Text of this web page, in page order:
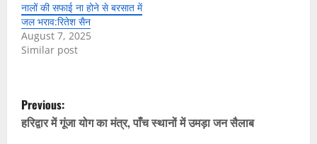
नालों की सफाई ना होने से बरसात में
जल भराव:रितेश सैन
August 7, 2025
Similar post
P
o
Previous:
हरिद्वार में गूंजा योग का मंत्र, पाँच स्थानों में उमड़ा जन सैलाब